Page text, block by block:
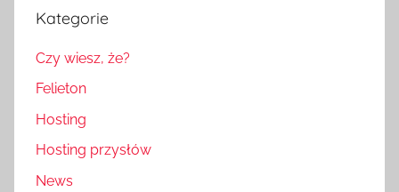
Kategorie
Czy wiesz, że?
Felieton
Hosting
Hosting przysłów
News